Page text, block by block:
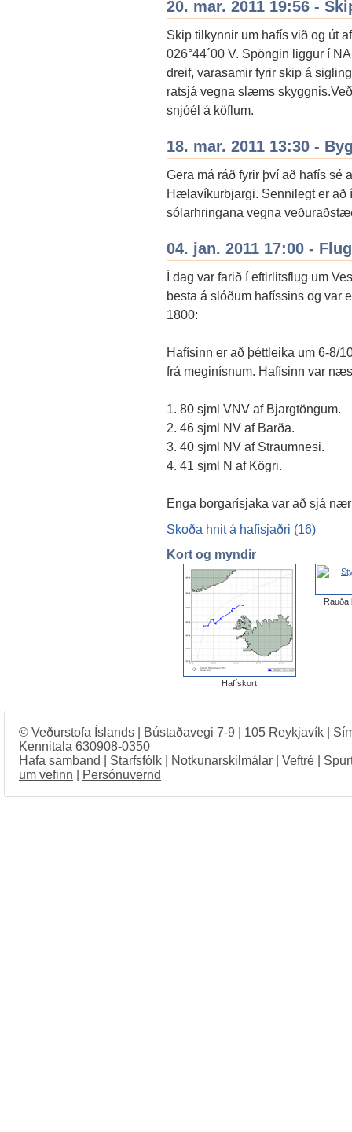
20. mar. 2011 19:56 -
Skip tilkynnir um hafís við og út
026°44´00 V. Spöngin liggur í
dreif, varasamir fyrir skip á
ratsjá vegna slæms
snjóél á köflum.
18. mar. 2011 13:30 -
Gera má ráð fyrir því að hafís sé
Hælavíkurbjargi. Sennilegt er
sólarhringana vegna
04. jan. 2011 17:00 -
Í dag var farið í eftirlitsflug um
besta á slóðum hafíssins og var
1800:
Hafísinn er að þéttleika um 6-8/
frá meginísnum. Hafísinn var
1. 80 sjml VNV af Bjargtöngum.
2. 46 sjml NV af Barða.
3. 40 sjml NV af Straumnesi.
4. 41 sjml N af Kögri.
Enga borgarísjaka var að sjá
Skoða hnit á hafísjaðri (16)
Kort og myndir
Hafískort
Rauða
© Veðurstofa Íslands | Bústaðavegi 7-9 | 105 Reykjavík |
Kennitala 630908-0350
Hafa samband
Starfsfólk Notkunarskilmálar Veftré
um vefinn
Persónuvernd